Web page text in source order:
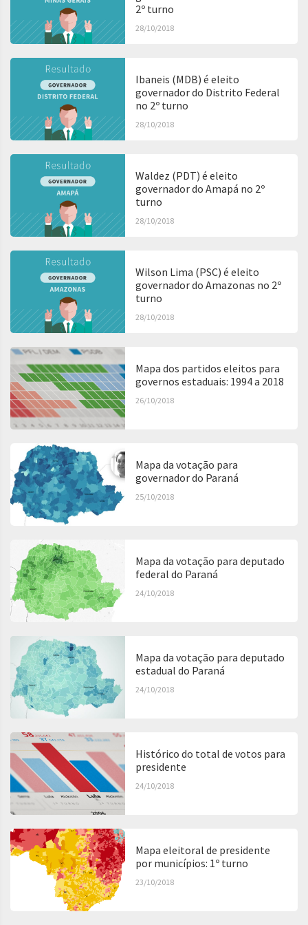
2º turno
28/10/2018
Ibaneis (MDB) é eleito
governador do Distrito Federal
no 2º turno
28/10/2018
Waldez (PDT) é eleito
governador do Amapá no 2º
turno
28/10/2018
Wilson Lima (PSC) é eleito
governador do Amazonas no 2º
turno
28/10/2018
Mapa dos partidos eleitos para
governos estaduais: 1994 a 2018
26/10/2018
Mapa da votação para
governador do Paraná
25/10/2018
Mapa da votação para deputado
federal do Paraná
24/10/2018
Mapa da votação para deputado
estadual do Paraná
24/10/2018
Histórico do total de votos para
presidente
24/10/2018
Mapa eleitoral de presidente
por municípios: 1º turno
23/10/2018